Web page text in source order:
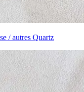
/ autres Quartz